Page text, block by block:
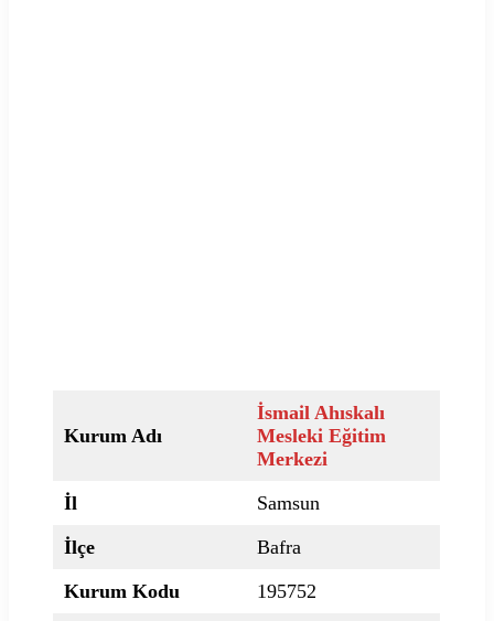
Kurum Adı
İsmail Ahıskalı
Mesleki Eğitim
Merkezi
İl
Samsun
İlçe
Bafra
Kurum Kodu
195752